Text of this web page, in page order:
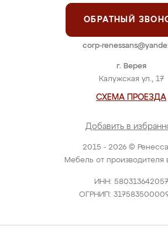
2015 - 2026 ©
Мебель от производителя
ИНН: 580313642057
ОГРНИП:
г. Верея
Калужская ул., 17
СХЕМА ПРОЕЗДА
Добавить в
ОБРАТНЫЙ
corp-